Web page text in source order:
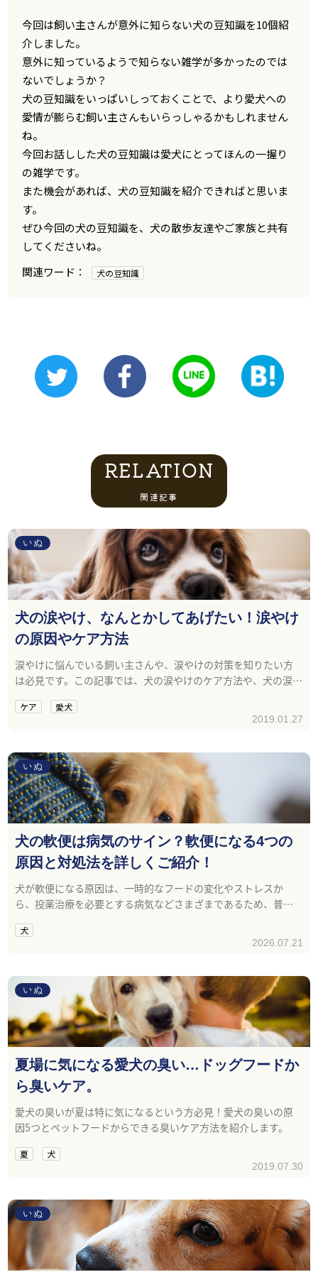
今回は飼い主さんが意外に知らない犬の豆知識を10個紹
介しました。
意外に知っているようで知らない雑学が多かったのでは
ないでしょうか？
犬の豆知識をいっぱいしっておくことで、より愛犬への
愛情が膨らむ飼い主さんもいらっしゃるかもしれません
ね。
今回お話しした犬の豆知識は愛犬にとってほんの一握り
の雑学です。
また機会があれば、犬の豆知識を紹介できればと思いま
す。
ぜひ今回の犬の豆知識を、犬の散歩友達やご家族と共有
してくださいね。
犬の豆知識
RELATION
関連記事
いぬ
犬の涙やけ、なんとかしてあげたい！涙やけ
の原因やケア方法
涙やけに悩んでいる飼い主さんや、涙やけの対策を知りたい方
は必見です。この記事では、犬の涙やけのケア方法や、犬の涙や
ケア 愛犬
2019.01.27
いぬ
犬の軟便は病気のサイン？軟便になる4つの
原因と対処法を詳しくご紹介！
犬が軟便になる原因は、一時的なフードの変化やストレスか
ら、投薬治療を必要とする病気などさまざまであるため、普段
犬
2026.07.21
いぬ
夏場に気になる愛犬の臭い…ドッグフードか
ら臭いケア。
愛犬の臭いが夏は特に気になるという方必見！愛犬の臭いの原
因5つとペットフードからできる臭いケア方法を紹介します。
夏 犬
2019.07.30
いぬ